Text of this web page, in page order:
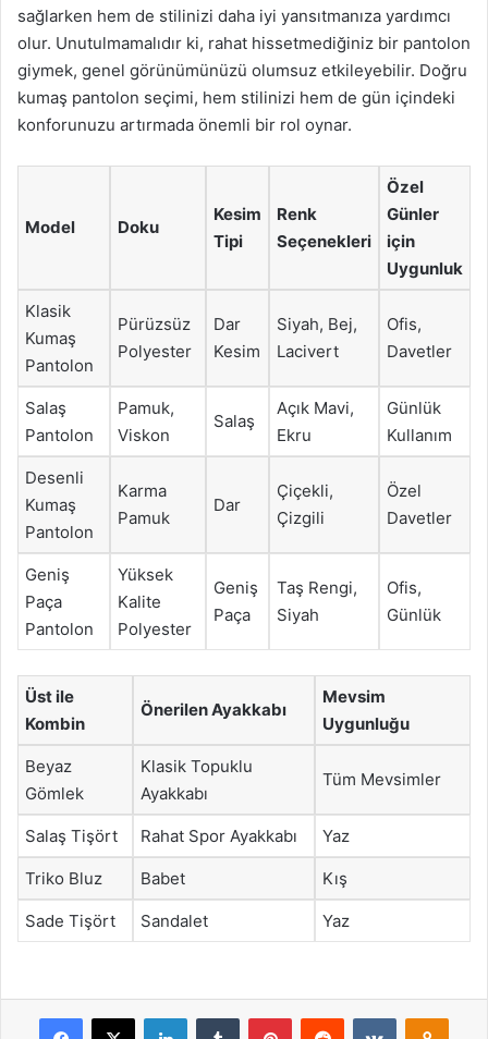
sağlarken hem de stilinizi daha iyi yansıtmanıza yardımcı
olur. Unutulmamalıdır ki, rahat hissetmediğiniz bir pantolon
giymek, genel görünümünüzü olumsuz etkileyebilir. Doğru
kumaş pantolon seçimi, hem stilinizi hem de gün içindeki
konforunuzu artırmada önemli bir rol oynar.
Model Doku
Kesim
Tipi
Renk
Seçenekleri
Özel
Günler
için
Uygunluk
Klasik
Kumaş
Pantolon
Pürüzsüz
Polyester
Dar
Kesim
Siyah, Bej,
Lacivert
Ofis,
Davetler
Salaş
Pantolon
Pamuk,
Viskon
Salaş
Açık Mavi,
Ekru
Günlük
Kullanım
Desenli
Kumaş
Pantolon
Karma
Pamuk
Dar
Çiçekli,
Çizgili
Özel
Davetler
Geniş
Paça
Pantolon
Yüksek
Kalite
Polyester
Geniş
Paça
Taş Rengi,
Siyah
Ofis,
Günlük
Üst ile
Kombin
Önerilen Ayakkabı
Mevsim
Uygunluğu
Beyaz
Gömlek
Klasik Topuklu
Ayakkabı
Tüm Mevsimler
Salaş Tişört Rahat Spor Ayakkabı Yaz
Triko Bluz Babet Kış
Sade Tişört Sandalet Yaz
Facebook
X LinkedInTumblr PinterestReddit VKontakte